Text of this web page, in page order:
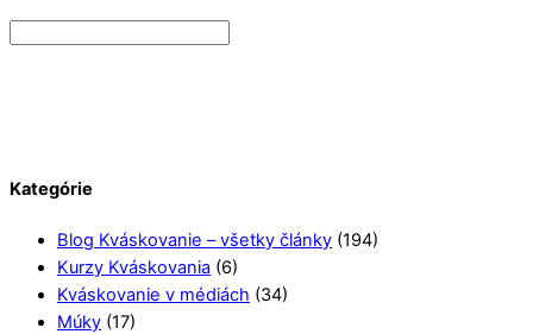
Kategórie
Blog Kváskovanie – všetky články (194)
Kurzy Kváskovania (6)
Kváskovanie v médiách (34)
Múky (17)